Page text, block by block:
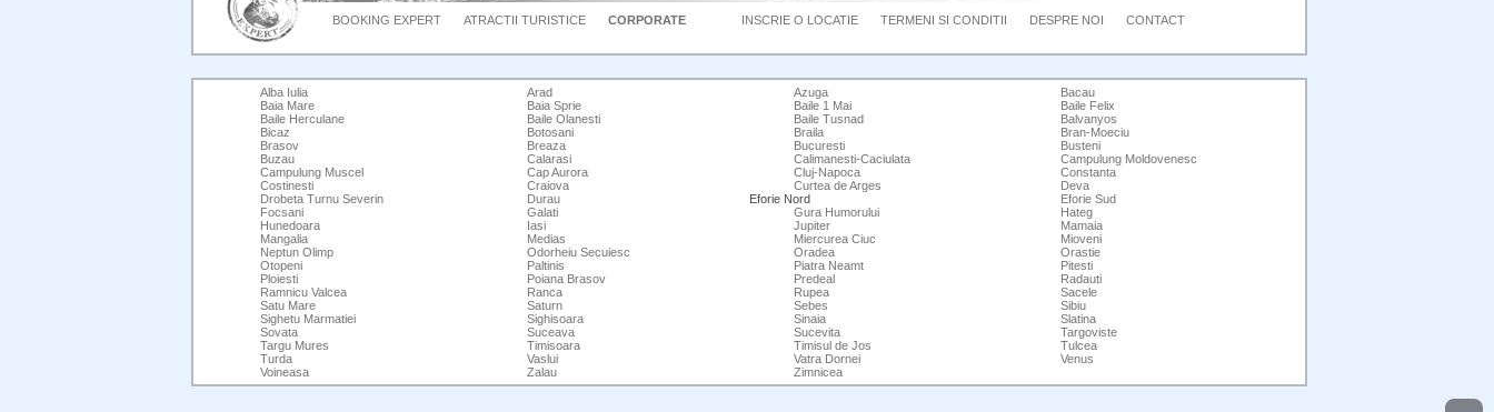
BOOKING EXPERT ATRACTII TURISTICE CORPORATE INSCRIE O LOCATIE TERMENI SI CONDITII DESPRE NOI CONTACT
Alba Iulia Arad Azuga
Bacau
Baia Mare
Baia Sprie Baile 1 Mai
Baile Felix
Baile Herculane
Baile Olanesti Baile Tusnad
Balvanyos
Bicaz
Botosani Braila
Bran-Moeciu
Brasov
Breaza Bucuresti
Busteni
Buzau
Calarasi Calimanesti-Caciulata
Campulung Moldovenesc
Campulung Muscel
Cap Aurora Cluj-Napoca
Constanta
Costinesti
Craiova Curtea de Arges
Deva
Drobeta Turnu Severin
Durau Eforie Nord
Eforie Sud
Focsani
Galati Gura Humorului
Hateg
Hunedoara
Iasi Jupiter
Mamaia
Mangalia
Medias Miercurea Ciuc
Mioveni
Neptun Olimp
Odorheiu Secuiesc Oradea
Orastie
Otopeni
Paltinis Piatra Neamt
Pitesti
Ploiesti
Poiana Brasov Predeal
Radauti
Ramnicu Valcea
Ranca Rupea
Sacele
Satu Mare
Saturn Sebes
Sibiu
Sighetu Marmatiei
Sighisoara Sinaia
Slatina
Sovata
Suceava Sucevita
Targoviste
Targu Mures
Timisoara Timisul de Jos
Tulcea
Turda
Vaslui Vatra Dornei
Venus
Voineasa
Zalau Zimnicea